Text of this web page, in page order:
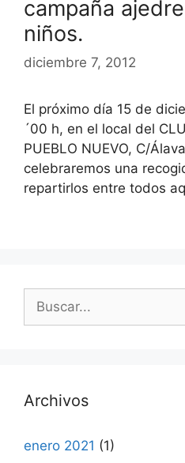
campaña
niños.
diciembre 7, 2012
El próximo día 15 de
´00 h, en el local del
PUEBLO NUEVO, C/
celebraremos una
repartirlos entre todos
Buscar:
Archivos
enero 2021 (1)